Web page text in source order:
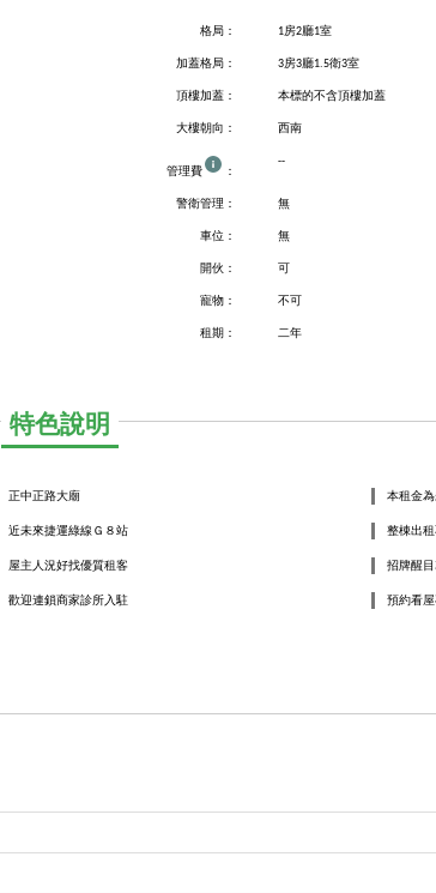
格局： 1房2廳1室
加蓋格局： 3房3廳1.5衛3室
頂樓加蓋： 本標的不含頂樓加蓋
大樓朝向： 西南
管理費 ：
--
警衛管理： 無
車位： 無
開伙： 可
寵物： 不可
租期： 二年
特色說明
正中正路大廟
近未來捷運綠線Ｇ８站
屋主人況好找優質租客
歡迎連鎖商家診所入駐
本租金
整棟出
招牌醒
預約看